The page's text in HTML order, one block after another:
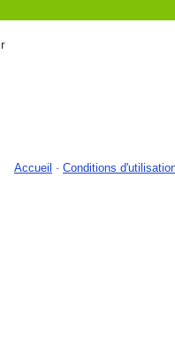
Accueil - Conditions